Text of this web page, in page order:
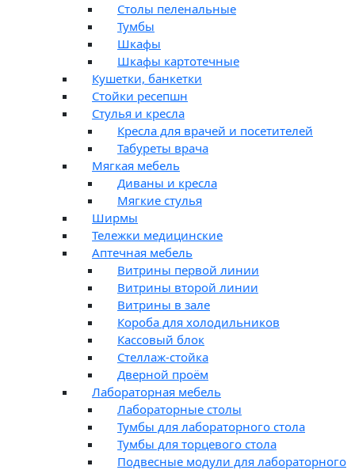
Столы пеленальные
Тумбы
Шкафы
Шкафы картотечные
Кушетки, банкетки
Стойки ресепшн
Стулья и кресла
Кресла для врачей и посетителей
Табуреты врача
Мягкая мебель
Диваны и кресла
Мягкие стулья
Ширмы
Тележки медицинские
Аптечная мебель
Витрины первой линии
Витрины второй линии
Витрины в зале
Короба для холодильников
Кассовый блок
Стеллаж-стойка
Дверной проём
Лабораторная мебель
Лабораторные столы
Тумбы для лабораторного стола
Тумбы для торцевого стола
Подвесные модули для лабораторного